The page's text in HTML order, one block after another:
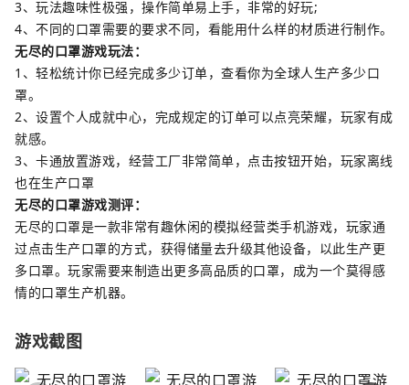
3、玩法趣味性极强，操作简单易上手，非常的好玩;
4、不同的口罩需要的要求不同，看能用什么样的材质进行制作。
无尽的口罩游戏玩法：
1、轻松统计你已经完成多少订单，查看你为全球人生产多少口
罩。
2、设置个人成就中心，完成规定的订单可以点亮荣耀，玩家有成
就感。
3、卡通放置游戏，经营工厂非常简单，点击按钮开始，玩家离线
也在生产口罩
无尽的口罩游戏测评：
无尽的口罩是一款非常有趣休闲的模拟经营类手机游戏，玩家通
过点击生产口罩的方式，获得储量去升级其他设备，以此生产更
多口罩。玩家需要来制造出更多高品质的口罩，成为一个莫得感
情的口罩生产机器。
游戏截图